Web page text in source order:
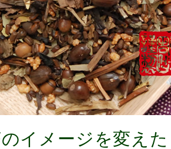
イメージを変えた